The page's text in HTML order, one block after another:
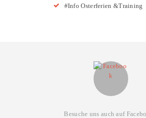
#Info Osterferien &Training
Besuche uns auch auf